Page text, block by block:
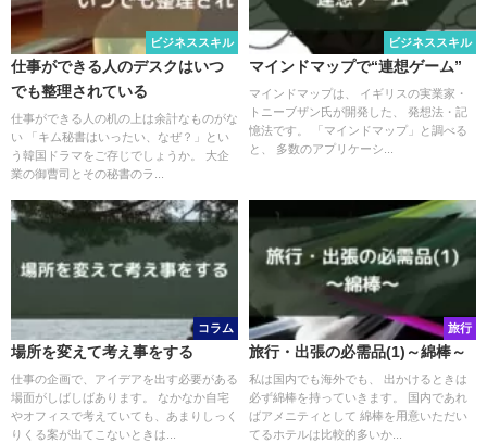
ビジネススキル
仕事ができる人のデスクはいつ
でも整理されている
仕事ができる人の机の上は余計なものがな
い 「キム秘書はいったい、なぜ？」とい
う韓国ドラマをご存じでしょうか。 大企
業の御曹司とその秘書のラ...
ビジネススキル
マインドマップで“連想ゲーム”
マインドマップは、 イギリスの実業家・
トニーブザン氏が開発した、 発想法・記
憶法です。 「マインドマップ」と調べる
と、 多数のアプリケーシ...
コラム
場所を変えて考え事をする
仕事の企画で、アイデアを出す必要がある
場面がしばしばあります。 なかなか自宅
やオフィスで考えていても、あまりしっく
りくる案が出てこないときは...
旅行
旅行・出張の必需品(1)～綿棒～
私は国内でも海外でも、 出かけるときは
必ず綿棒を持っていきます。 国内であれ
ばアメニティとして 綿棒を用意いただい
てるホテルは比較的多いか...